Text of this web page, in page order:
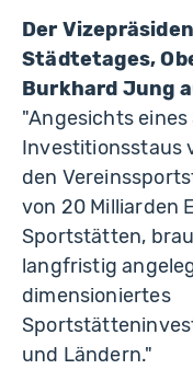
Der
Städtetages,
Burkhard Jung
"Angesichts
Investitionsstaus
den
von 20 Milliarden
Sportstätten,
langfristig
dimensioniertes
und Ländern."